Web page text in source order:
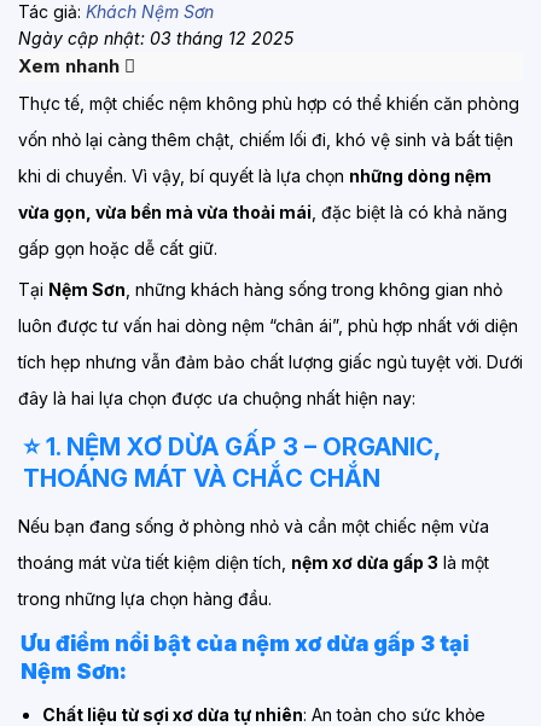
Tác giả: Khách Nệm Sơn
Ngày cập nhật: 03 tháng 12 2025
Xem nhanh
Thực tế, một chiếc nệm không phù hợp có thể khiến căn phòng
vốn nhỏ lại càng thêm chật, chiếm lối đi, khó vệ sinh và bất tiện
khi di chuyển. Vì vậy, bí quyết là lựa chọn những dòng nệm
vừa gọn, vừa bền mà vừa thoải mái , đặc biệt là có khả năng
gấp gọn hoặc dễ cất giữ.
Tại Nệm Sơn , những khách hàng sống trong không gian nhỏ
luôn được tư vấn hai dòng nệm “chân ái”, phù hợp nhất với diện
tích hẹp nhưng vẫn đảm bảo chất lượng giấc ngủ tuyệt vời. Dưới
đây là hai lựa chọn được ưa chuộng nhất hiện nay:
⭐ 1. NỆM XƠ DỪA GẤP 3 – ORGANIC,
THOÁNG MÁT VÀ CHẮC CHẮN
Nếu bạn đang sống ở phòng nhỏ và cần một chiếc nệm vừa
thoáng mát vừa tiết kiệm diện tích, nệm xơ dừa gấp 3 là một
trong những lựa chọn hàng đầu.
Ưu điểm nổi bật của nệm xơ dừa gấp 3 tại
Nệm Sơn:
Chất liệu từ sợi xơ dừa tự nhiên: An toàn cho sức khỏe